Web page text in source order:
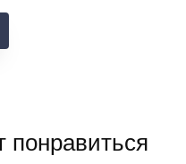
понравиться